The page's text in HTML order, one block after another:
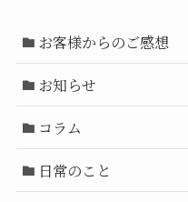
お客様からのご感想
お知らせ
コラム
日常のこと